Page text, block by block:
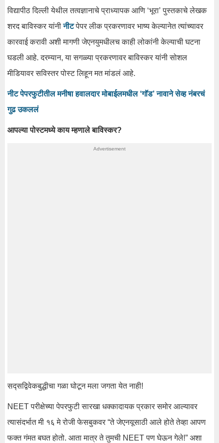
विद्यापीठ दिल्ली येथील तत्वज्ञानाचे प्राध्यापक आणि ‘भूरा’ पुस्तकाचे लेखक
शरद बाविस्कर यांनीनीट पेपर लीक प्रकरणावर भाष्य केल्यानेत त्यांच्यावर
कारवाई करावी अशी मागणी जेएनयुमधीलच काही लोकांनी केल्याची घटना
घडली आहे. दरम्यान, या सगळ्या प्रकरणावर बाविस्कर यांनी सोशल
मीडियावर सविस्तर पोस्ट लिहून मत मांडलं आहे.
नीट पेपरफुटीतील मनीषा हवालदार मोबाईलमधील ‘गॉड’ नावाने सेव्ह नंबरचं
गुढ उकललं
आपल्या पोस्टमध्ये काय म्हणाले बाविस्कर?
सद्सद्विवेकबुद्धीचा गळा घोटून मला जगता येत नाही!
NEET परीक्षेच्या पेपरफुटी सारखा धक्कादायक प्रकार समोर आल्यावर
त्यासंदर्भात मी १६ मे रोजी फेसबुकवर “ते जेएनयूसाठी आले होते तेव्हा आपण
फक्त गंमत बघत होतो. आता मात्र ते तुमची NEET पण घेऊन गेले!” अशा‌